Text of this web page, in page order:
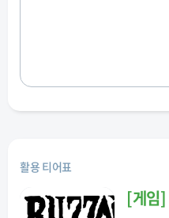
활용 티어표
[게임]